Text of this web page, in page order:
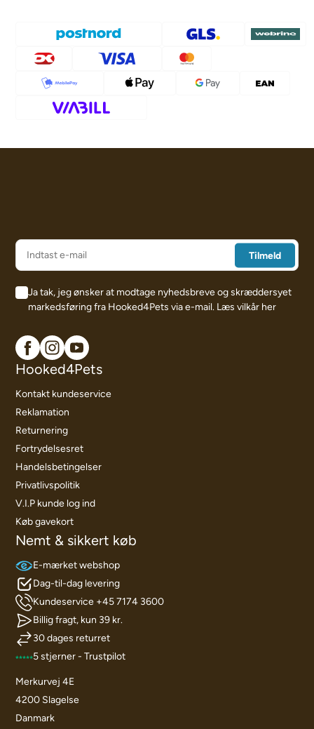
Ja tak, jeg ønsker at modtage nyhedsbreve og skræddersyet
markedsføring fra Hooked4Pets via e-mail. Læs vilkår her
Hooked4Pets
Kontakt kundeservice
Reklamation
Returnering
Fortrydelsesret
Handelsbetingelser
Privatlivspolitik
V.I.P kunde log ind
Køb gavekort
Nemt & sikkert køb
E-mærket webshop
Dag-til-dag levering
Kundeservice +45 7174 3600
Billig fragt, kun 39 kr.
30 dages returret
5 stjerner - Trustpilot
Merkurvej 4E
4200 Slagelse
Danmark